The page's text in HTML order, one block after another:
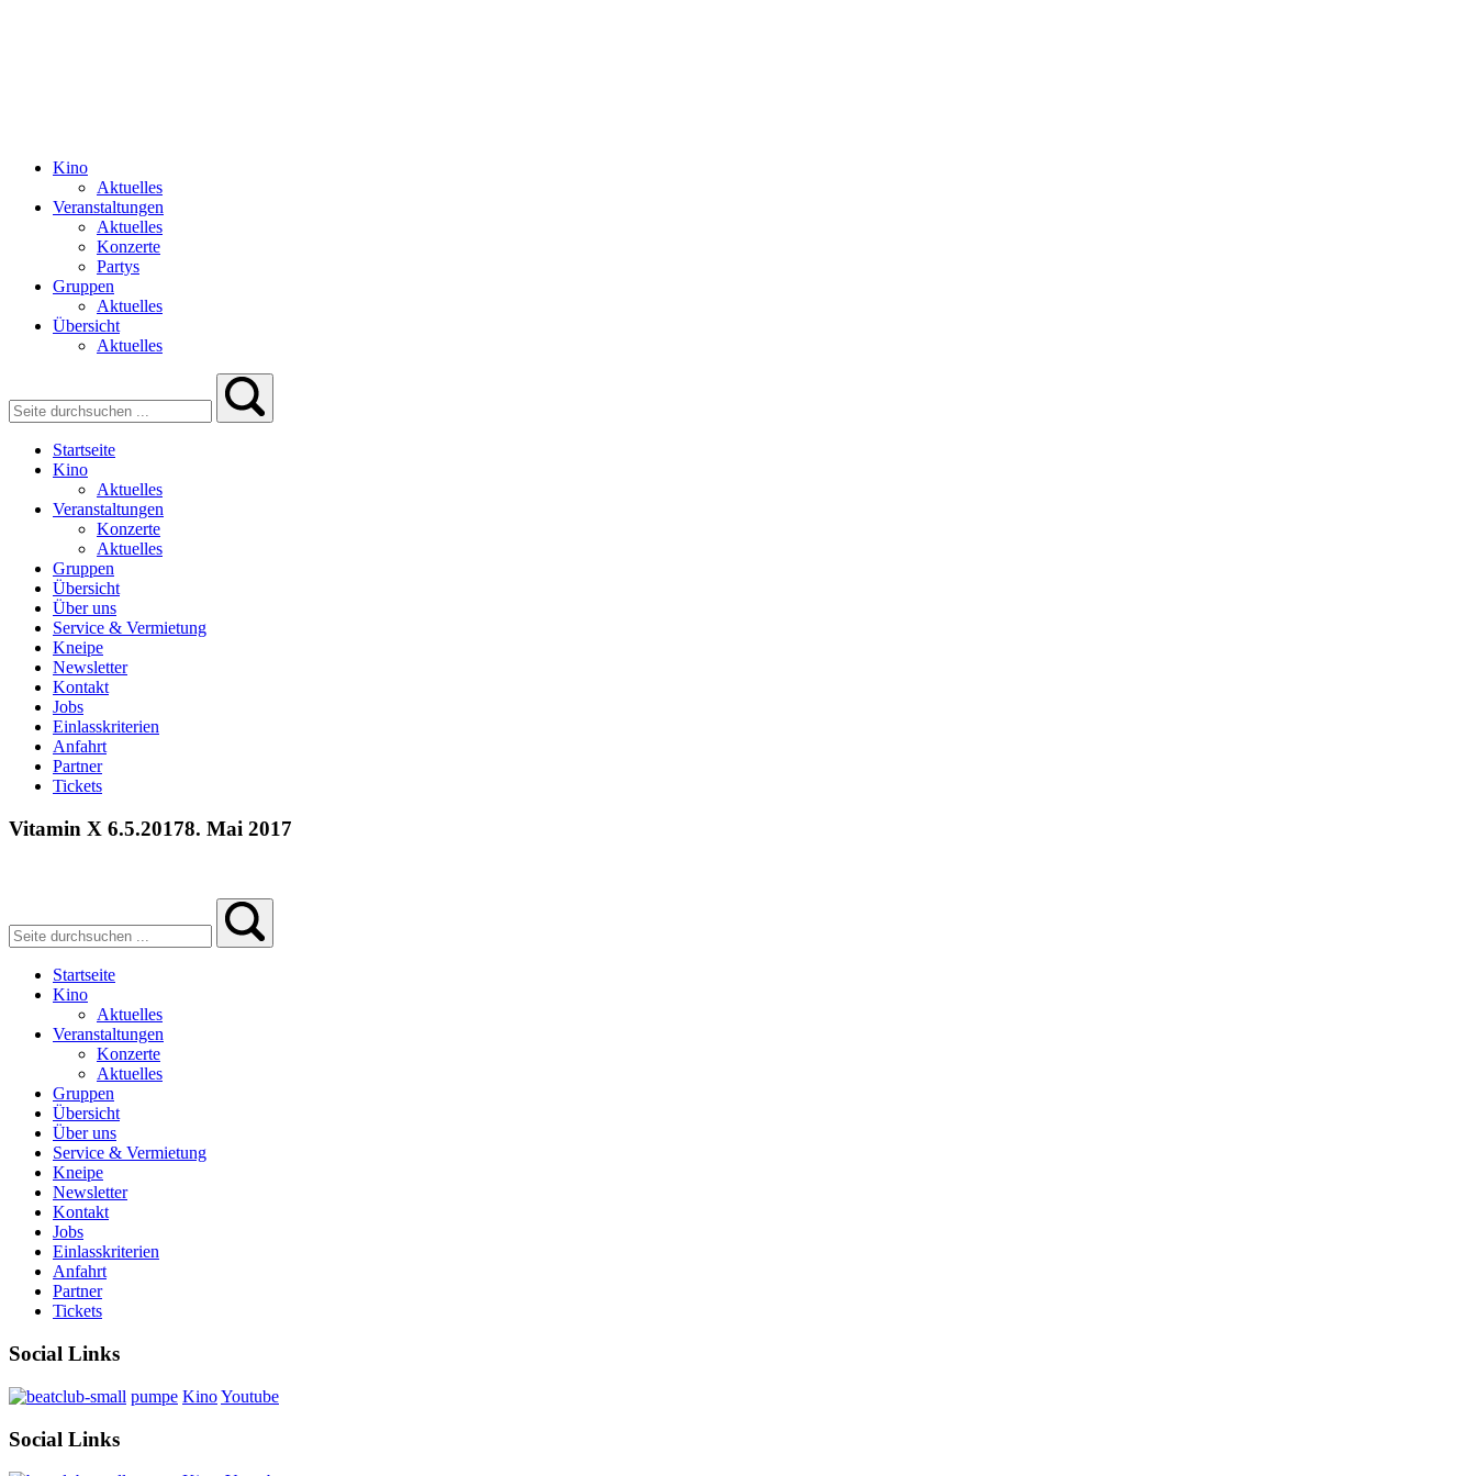
Kino
Aktuelles
Veranstaltungen
Aktuelles
Konzerte
Partys
Gruppen
Aktuelles
Übersicht
Aktuelles
Startseite
Kino
Aktuelles
Veranstaltungen
Konzerte
Aktuelles
Gruppen
Übersicht
Über uns
Service & Vermietung
Kneipe
Newsletter
Kontakt
Jobs
Einlasskriterien
Anfahrt
Partner
Tickets
Vitamin X 6.5.20178. Mai 2017
Startseite
Kino
Aktuelles
Veranstaltungen
Konzerte
Aktuelles
Gruppen
Übersicht
Über uns
Service & Vermietung
Kneipe
Newsletter
Kontakt
Jobs
Einlasskriterien
Anfahrt
Partner
Tickets
Social Links
pumpe KinoYoutube
Social Links